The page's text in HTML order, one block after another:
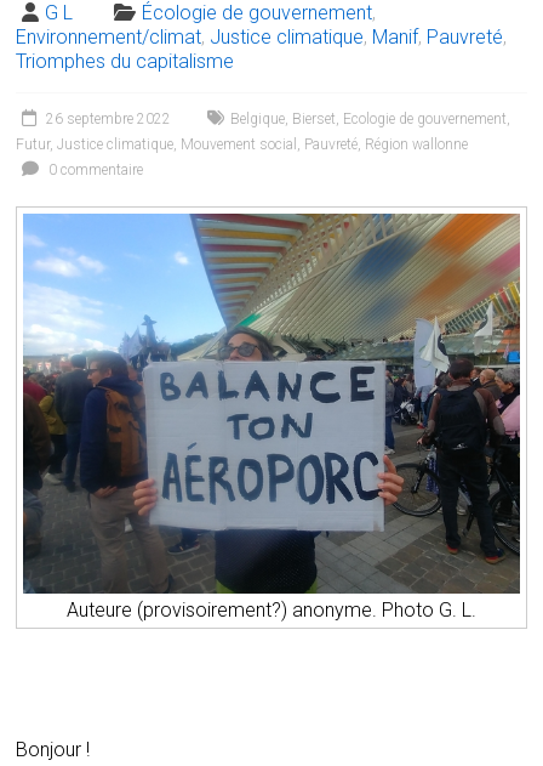
G L Écologie de gouvernement,
Environnement/climat, Justice climatique, Manif, Pauvreté,
Triomphes du capitalisme
26 septembre 2022 Belgique, Bierset, Ecologie de gouvernement,
Futur,Justice climatique, Mouvement social , Pauvreté, Région wallonne
0 commentaire
Auteure (provisoirement?) anonyme. Photo G. L.
Bonjour !